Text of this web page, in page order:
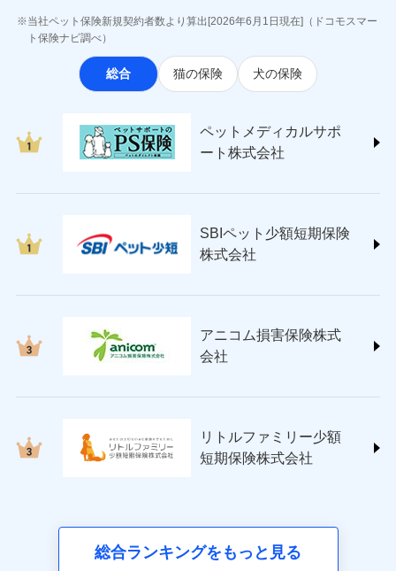
(https://www.sbisonpo.co.jp/)
ジェイアイ傷害火災保険株式会社
(https://www.jihoken.co.jp/)
ソニー損害保険株式会社
(https://www.sonysonpo.co.jp/)
japan.co.jp/)
ＳＯＭＰＯダイレクト損害保険株式会社
チューリッヒ保険会社 (https://www.zurich.co.jp/)
(https://www.tokiomarine-nichido.co.jp/)
日新火災海上保険株式会社
三井住友海上火災保険株式会社 (https://www.ms-
ins.com/)
三井ダイレクト損害保険株式会社
アクサ生命保険株式会社
（https://www.axa.co.jp/）
（https://www.fwdlife.co.jp/）
ソニー生命保険株式会社
（https://www.sonylife.co.jp）
当社ペット保険新規契約者数より算出[2026年6月1日現在]（ドコモスマー
ト保険ナビ調べ）
総合 猫の保険 犬の保険
ペットメディカルサポ
ート株式会社
SBIペット少額短期保険
株式会社
アニコム損害保険株式
会社
リトルファミリー少額
短期保険株式会社
総合ランキングをもっと見る